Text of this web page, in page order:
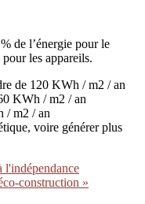
de l’énergie pour le
les appareils.
de 120 KWh / m2 / an
KWh / m2 / an
/ m2 / an
voire générer plus
l'indépendance
construction »